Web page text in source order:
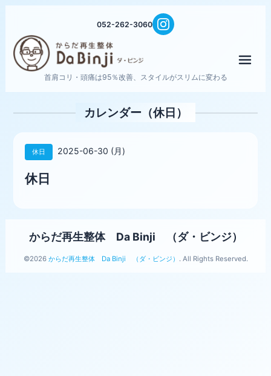
052-262-3060
首肩コリ・頭痛は95％改善、スタイルがスリムに変わる
カレンダー（休日）
休日 2025-06-30 (月)
休日
からだ再生整体 Da Binji （ダ・ビンジ）
©2026 からだ再生整体 Da Binji （ダ・ビンジ） . All Rights Reserved.